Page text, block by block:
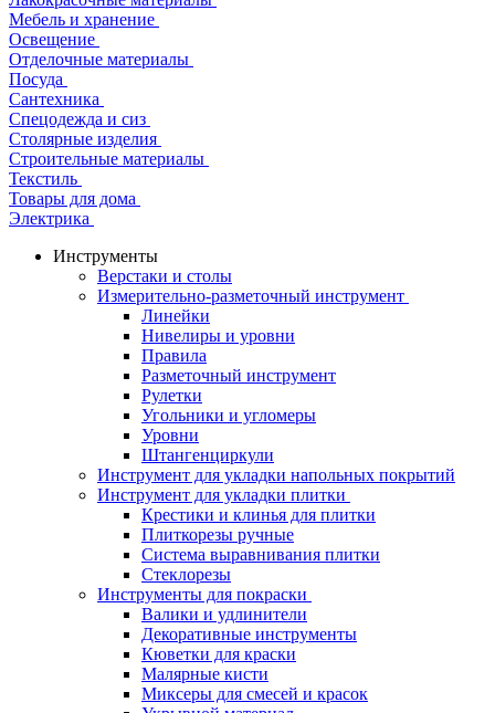
Мебель и хранение
Освещение
Отделочные материалы
Посуда
Сантехника
Спецодежда и сиз
Столярные изделия
Строительные материалы
Текстиль
Товары для дома
Электрика
Инструменты
Верстаки и столы
Измерительно-разметочный инструмент
Линейки
Нивелиры и уровни
Правила
Разметочный инструмент
Рулетки
Угольники и угломеры
Уровни
Штангенциркули
Инструмент для укладки напольных покрытий
Инструмент для укладки плитки
Крестики и клинья для плитки
Плиткорезы ручные
Система выравнивания плитки
Стеклорезы
Инструменты для покраски
Валики и удлинители
Декоративные инструменты
Кюветки для краски
Малярные кисти
Миксеры для смесей и красок